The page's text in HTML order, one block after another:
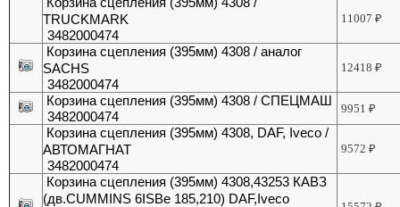
TRUCKMARK
3482000474
11007₽
Корзина сцепления (395мм) 4308 / аналог
SACHS
3482000474
12418₽
Корзина сцепления (395мм) 4308 / СПЕЦМАШ
3482000474
9951₽
Корзина сцепления (395мм) 4308, DAF, Iveco /
АВТОМАГНАТ
3482000474
9572₽
Корзина сцепления (395мм) 4308,43253 КАВЗ
(дв.CUMMINS 6ISBe 185,210) DAF,Iveco